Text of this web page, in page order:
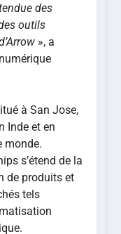
des
outils
», a
à San Jose,
Inde et en
monde.
s’étend de la
de produits et
tels